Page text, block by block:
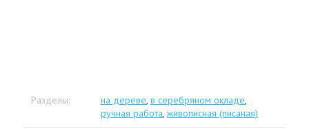
Разделы: на дереве, в серебряном окладе,
ручная работа, живописная (писаная)